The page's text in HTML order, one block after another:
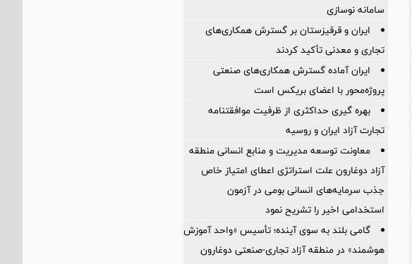
سامانه نوسازی
ایران و قرقیزستان بر گسترش همکاری‌های
تجاری و معدنی تأکید کردند
ایران آماده گسترش همکاری‌های صنعتی
پروژه‌محور با اعضای بریکس است
بهره گیری حداکثری از ظرفیت موافقتنامه
تجارت آزاد ایران و روسیه
معاونت توسعه مدیریت و منابع انسانی منطقه
آزاد دوغارون علت استراتژی اعطای امتیاز خاص
جذب سرمایه‌های انسانی بومی در آزمون
استخدامی اخیر را تشریح نمود
گامی بلند به سوی آینده؛ تأسیس «واحد آموزش
هوشمند» در منطقه آزاد تجاری-صنعتی دوغارون